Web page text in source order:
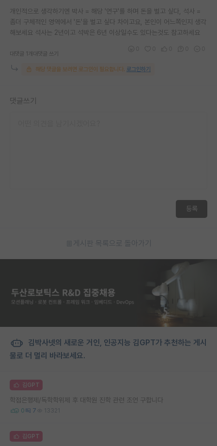
개인적으로 생각하기엔 박사 = 해당 '연구'를 하며 돈을 벌고 싶다, 석사 =
좀더 구체적인 영역에서 '돈'을 벌고 싶다 차이고요, 본인이 어느쪽인지 생각
해보세요 석사는 2년이고 석박은 6년 이상일수도 있다는것도 참고하세요
대댓글 1개 대댓글 쓰기
해당 댓글을 보려면 로그인이 필요합니다. 로그인하기
댓글쓰기
등록
게시판 목록으로 돌아가기
김박사넷의 새로운 거인, 인공지능 김GPT가 추천하는 게시
물로 더 멀리 바라보세요.
김GPT
학점은행제/독학학위제 후 대학원 진학 관련 조언 구합니다
0 7 13321
김GPT